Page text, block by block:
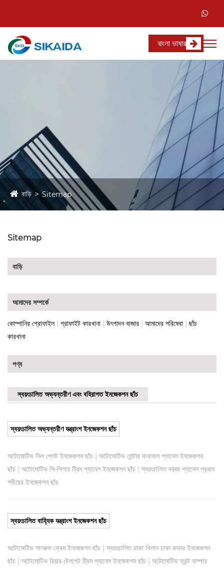
বাংলা ভাষার
বাড়ি Sitemap
Sitemap
বাড়ি
আমাদের সম্পর্কে
কোম্পানির প্রোফাইল | গ্রাফাইট কারখানা | উৎপাদন বাজার | আমাদের পরিষেবা | ছাঁচ
কারখানা
পণ্য
স্বয়ংচালিত অভ্যন্তরীণ এবং বহিরাগত ইনজেকশন ছাঁচ
স্বয়ংচালিত অভ্যন্তরীণ যন্ত্রাংশ ইনজেকশন ছাঁচ
অটোমোটিভ সিল প্লেট ইনজেকশন ছাঁচ | অটোমোটিভ সেন্টার কনসোল প্যানেল ইনজেকশন
ছাঁচ | অটোমোটিভ সি-পিলার ট্রিম প্যানেল ইনজেকশন ছাঁচ | স্বয়ংচালিত দরজা প্যানেল প্রধান
শরীরের ইনজেকশন ছাঁচ
স্বয়ংচালিত বাহ্যিক যন্ত্রাংশ ইনজেকশন ছাঁচ
অটোমোটিভ সানরুফ ফ্রেম ইনজেকশন ছাঁচ | স্বয়ংচালিত চাকা খিলান চাকা কভার ইনজেকশন
ছাঁচ | অটোমোটিভ রিয়ার টেলগেট ট্রিম প্যানেল ইনজেকশন ছাঁচ | অটোমোটিভ ফ্রন্ট বাম্পার